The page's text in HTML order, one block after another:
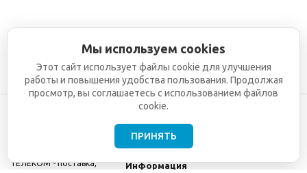
ТЕЛЕКОМ - поставка,
Информация
Мы используем cookies
Этот сайт использует файлы cookie для улучшения
работы и повышения удобства пользования. Продолжая
просмотр, вы соглашаетесь с использованием файлов
cookie.
ПРИНЯТЬ